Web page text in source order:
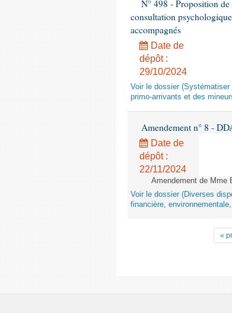
N° 498 - Proposition
consultation
accompagnés
Date de
dépôt :
29/10/2024
Voir le dossier
primo-arrivants et des
Amendement n° 8 -
Date de
dépôt :
22/11/2024
Amendement de Mme
Voir le dossier (Diverses
financière,
«